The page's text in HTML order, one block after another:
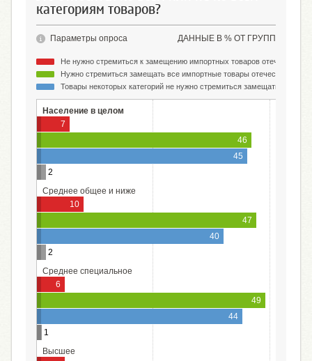
категориям товаров?
ДАННЫЕ В % ОТ ГРУПП
Параметры опроса
Не нужно стремиться к замещению импортных товаров
Нужно стремиться замещать все импортные товары отечественными
Товары некоторых категорий не нужно стремиться замещать
Население в целом
7
46
45
2
Среднее общее и ниже
10
47
40
2
Среднее специальное
6
49
44
1
Высшее